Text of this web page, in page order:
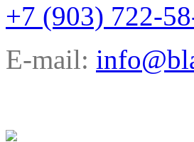
+7 (903) 722-
E-mail: